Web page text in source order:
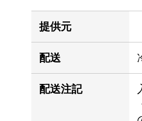
提供元
配送
配送注記